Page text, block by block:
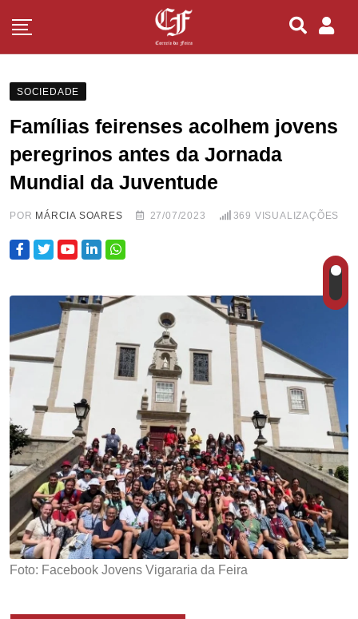
SOCIEDADE
Famílias feirenses acolhem jovens
peregrinos antes da Jornada
Mundial da Juventude
POR MÁRCIA SOARES 27/07/2023 369 VISUALIZAÇÕES
Foto: Facebook Jovens Vigararia da Feira